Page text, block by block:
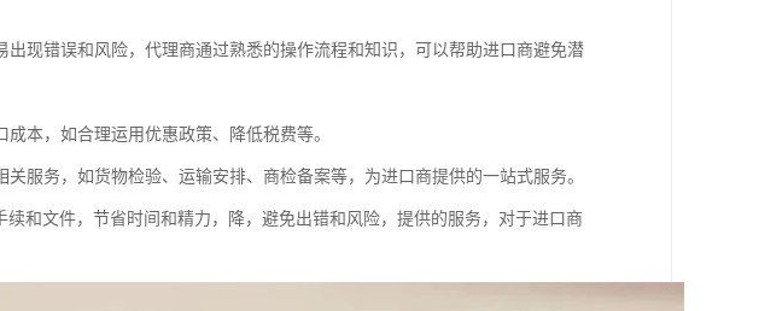
现错误和风险，代理商通过熟悉的操作流程和知识，可以帮助进口商避免潜
本，如合理运用优惠政策、降低税费等。
服务，如货物检验、运输安排、商检备案等，为进口商提供的一站式服务。
和文件，节省时间和精力，降，避免出错和风险，提供的服务，对于进口商